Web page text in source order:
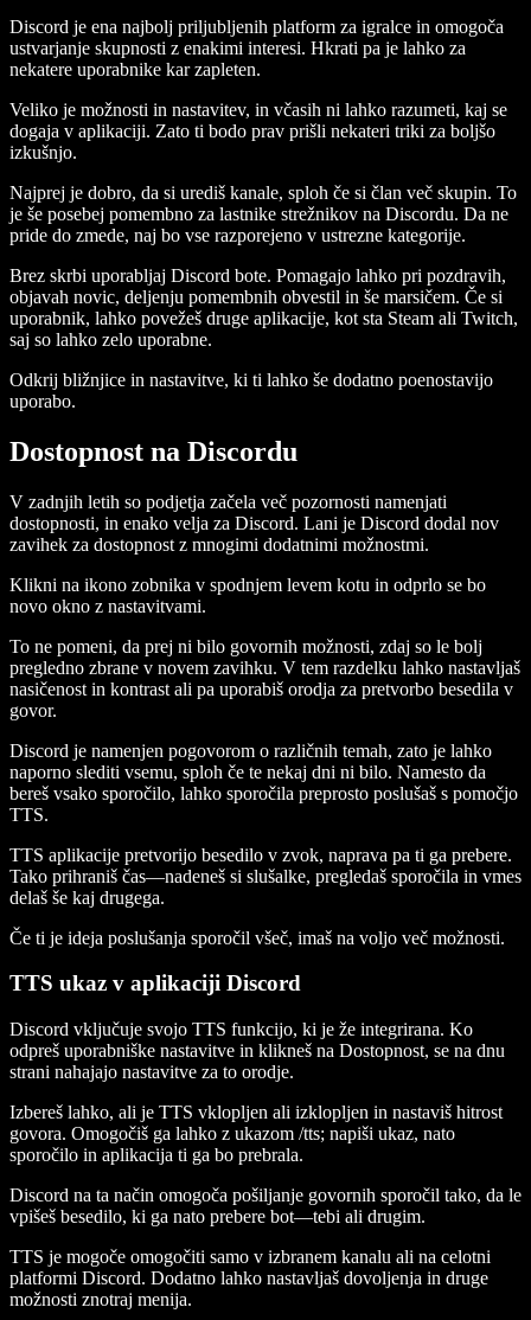
Discord je ena najbolj priljubljenih platform za igralce in omogoča
ustvarjanje skupnosti z enakimi interesi. Hkrati pa je lahko za
nekatere uporabnike kar zapleten.
Veliko je možnosti in nastavitev, in včasih ni lahko razumeti, kaj se
dogaja v aplikaciji. Zato ti bodo prav prišli nekateri triki za boljšo
izkušnjo.
Najprej je dobro, da si urediš kanale, sploh če si član več skupin. To
je še posebej pomembno za lastnike strežnikov na Discordu. Da ne
pride do zmede, naj bo vse razporejeno v ustrezne kategorije.
Brez skrbi uporabljaj Discord bote. Pomagajo lahko pri pozdravih,
objavah novic, deljenju pomembnih obvestil in še marsičem. Če si
uporabnik, lahko povežeš druge aplikacije, kot sta Steam ali Twitch,
saj so lahko zelo uporabne.
Odkrij bližnjice in nastavitve, ki ti lahko še dodatno poenostavijo
uporabo.
Dostopnost na Discordu
V zadnjih letih so podjetja začela več pozornosti namenjati
dostopnosti, in enako velja za Discord. Lani je Discord dodal nov
zavihek za dostopnost z mnogimi dodatnimi možnostmi.
Klikni na ikono zobnika v spodnjem levem kotu in odprlo se bo
novo okno z nastavitvami.
To ne pomeni, da prej ni bilo govornih možnosti, zdaj so le bolj
pregledno zbrane v novem zavihku. V tem razdelku lahko nastavljaš
nasičenost in kontrast ali pa uporabiš orodja za pretvorbo besedila v
govor.
Discord je namenjen pogovorom o različnih temah, zato je lahko
naporno slediti vsemu, sploh če te nekaj dni ni bilo. Namesto da
bereš vsako sporočilo, lahko sporočila preprosto poslušaš s pomočjo
TTS.
TTS aplikacije pretvorijo besedilo v zvok, naprava pa ti ga prebere.
Tako prihraniš čas—nadeneš si slušalke, pregledaš sporočila in vmes
delaš še kaj drugega.
Če ti je ideja poslušanja sporočil všeč, imaš na voljo več možnosti.
TTS ukaz v aplikaciji Discord
Discord vključuje svojo TTS funkcijo, ki je že integrirana. Ko
odpreš uporabniške nastavitve in klikneš na Dostopnost, se na dnu
strani nahajajo nastavitve za to orodje.
Izbereš lahko, ali je TTS vklopljen ali izklopljen in nastaviš hitrost
govora. Omogočiš ga lahko z ukazom /tts; napiši ukaz, nato
sporočilo in aplikacija ti ga bo prebrala.
Discord na ta način omogoča pošiljanje govornih sporočil tako, da le
vpišeš besedilo, ki ga nato prebere bot—tebi ali drugim.
TTS je mogoče omogočiti samo v izbranem kanalu ali na celotni
platformi Discord. Dodatno lahko nastavljaš dovoljenja in druge
možnosti znotraj menija.